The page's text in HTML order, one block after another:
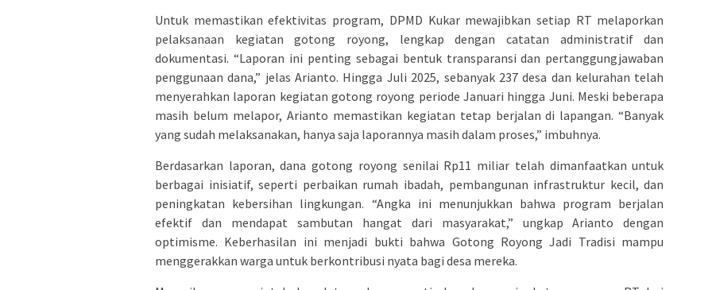
Untuk memastikan efektivitas program, DPMD Kukar mewajibkan setiap RT melaporkan
pelaksanaan kegiatan gotong royong, lengkap dengan catatan administratif dan
dokumentasi. “Laporan ini penting sebagai bentuk transparansi dan pertanggungjawaban
penggunaan dana,” jelas Arianto. Hingga Juli 2025, sebanyak 237 desa dan kelurahan telah
menyerahkan laporan kegiatan gotong royong periode Januari hingga Juni. Meski beberapa
masih belum melapor, Arianto memastikan kegiatan tetap berjalan di lapangan. “Banyak
yang sudah melaksanakan, hanya saja laporannya masih dalam proses,” imbuhnya.
Berdasarkan laporan, dana gotong royong senilai Rp11 miliar telah dimanfaatkan untuk
berbagai inisiatif, seperti perbaikan rumah ibadah, pembangunan infrastruktur kecil, dan
peningkatan kebersihan lingkungan. “Angka ini menunjukkan bahwa program berjalan
efektif dan mendapat sambutan hangat dari masyarakat,” ungkap Arianto dengan
optimisme. Keberhasilan ini menjadi bukti bahwa Gotong Royong Jadi Tradisi mampu
menggerakkan warga untuk berkontribusi nyata bagi desa mereka.